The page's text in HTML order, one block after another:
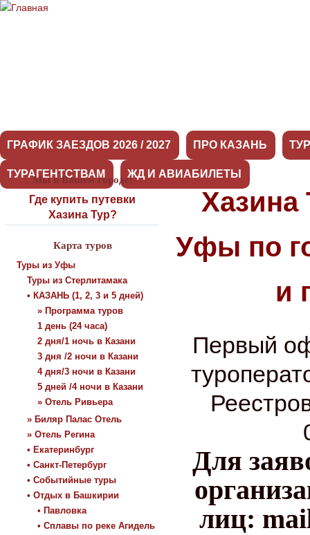
ГРАФИК ЗАЕЗДОВ 2026 / 2027 ПРО КАЗАНЬ
ТУРАГЕНТСТВАМ ЖД И АВИАБИЛЕТЫ
Мы в Вашем городе:
Где купить путевки
Хазина Тур?
Карта туров
Туры из Уфы
Туры из Стерлитамака
• КАЗАНЬ (1, 2, 3 и 5 дней)
» Программа туров
1 день (24 часа)
2 дня/1 ночь в Казани
3 дня /2 ночи в Казани
4 дня/3 ночи в Казани
5 дней /4 ночи в Казани
» Отель Ривьера
» Биляр Палас Отель
» Отель Регина
• Екатеринбург
• Санкт-Петербург
• Событийные туры
• Отдых в Башкирии
• Павловка
• Сплавы по реке Агидель
Хазина
Уфы по
и
Первый
Для
лиц: